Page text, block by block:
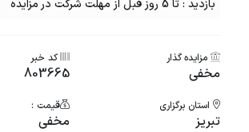
بازدید : تا 5 روز قبل از مهلت شرکت در مزایده
مزایده گذار
مخفی
کد خبر
803665
استان برگزاری
تبریز
قیمت :
مخفی